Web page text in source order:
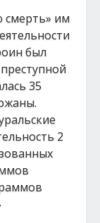
смерть» им
был
35
2